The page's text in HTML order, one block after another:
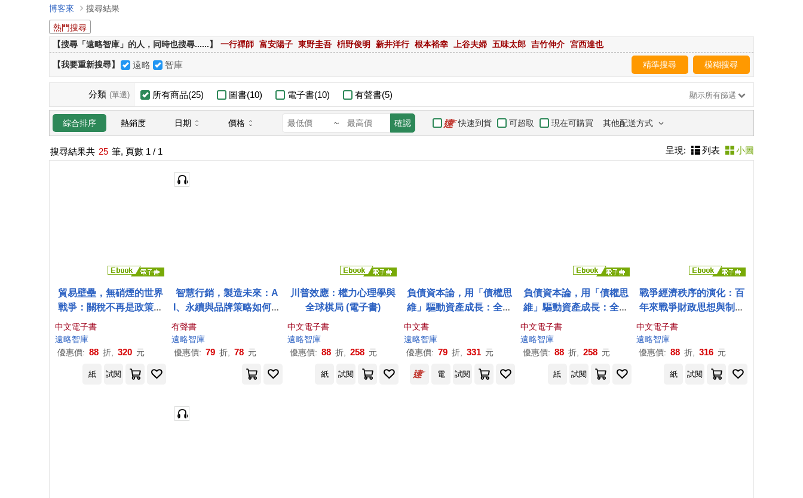
博客來
搜尋結果
熱門搜尋
【搜尋「遠略智庫」的人，同時也搜尋......】
一行禪師 富安陽子 東野圭吾 枡野俊明 新井洋行 根本裕幸 上谷夫婦 五味太郎 吉竹伸介 宮西達也
【我要重新搜尋】 遠略 智庫 精準搜尋 模糊搜尋
分類 (單選) 所有商品(25) 圖書(10) 電子書(10) 有聲書(5) 顯示所有篩選
綜合排序 熱銷度 日期 價格 ~ 確認 快速到貨 可超取 現在可購買 其他配送方式
搜尋結果共 25 筆, 頁數 1 / 1 呈現: 列表 小圖
貿易壁壘，無硝煙的世界
戰爭：關稅不再是政策，
是武器；貿易不再是交
流，是壓制；臺灣，該如
何不在戰場中失語? (電子
中文電子書
遠略智庫
優惠價: 88 折, 320 元
智慧行銷，製造未來：A
I、永續與品牌策略如何改
變工業品的市場邏輯 (有聲
有聲書
遠略智庫
優惠價: 79 折, 78 元
川普效應：權力心理學與
全球棋局 (電子書)
中文電子書
遠略智庫
優惠價: 88 折, 258 元
負債資本論，用「債權思
維」驅動資產成長：全球
視野下的財務槓桿與現金
中文書
遠略智庫
優惠價: 79 折, 331 元
負債資本論，用「債權思
維」驅動資產成長：全球
視野下的財務槓桿與現金
流管理 (電子書)
中文電子書
遠略智庫
優惠價: 88 折, 258 元
戰爭經濟秩序的演化：百
年來戰爭財政思想與制度
動員的轉變 (電子書)
中文電子書
遠略智庫
優惠價: 88 折, 316 元
紙 試閱 紙 試閱 電 試閱 紙 試閱 紙 試閱